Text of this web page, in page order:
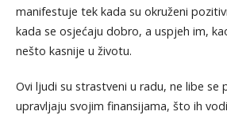
manifestuje tek kada su okruženi
kada se osjećaju dobro, a uspjeh im,
nešto kasnije u životu.
Ovi ljudi su strastveni u radu, ne libe se
upravljaju svojim finansijama, što ih